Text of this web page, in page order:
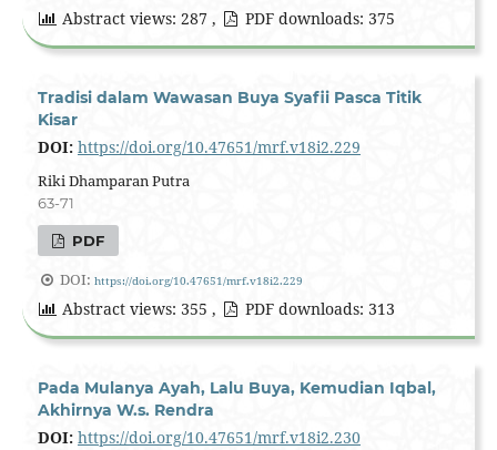
Abstract views: 287 , PDF downloads: 375
Tradisi dalam Wawasan Buya Syafii Pasca Titik
Kisar
DOI: https://doi.org/10.47651/mrf.v18i2.229
Riki Dhamparan Putra
63-71
PDF
DOI: https://doi.org/10.47651/mrf.v18i2.229
Abstract views: 355 , PDF downloads: 313
Pada Mulanya Ayah, Lalu Buya, Kemudian Iqbal,
Akhirnya W.s. Rendra
DOI: https://doi.org/10.47651/mrf.v18i2.230